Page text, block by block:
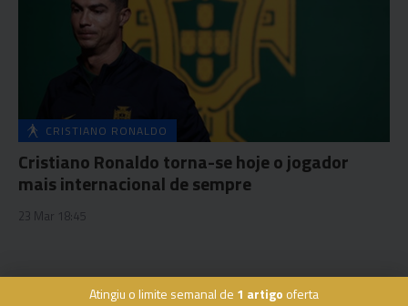
Atingiu o limite semanal de 1 artigo oferta
CRISTIANO RONALDO
Cristiano Ronaldo torna-se hoje o jogador
mais internacional de sempre
23 Mar 18:45